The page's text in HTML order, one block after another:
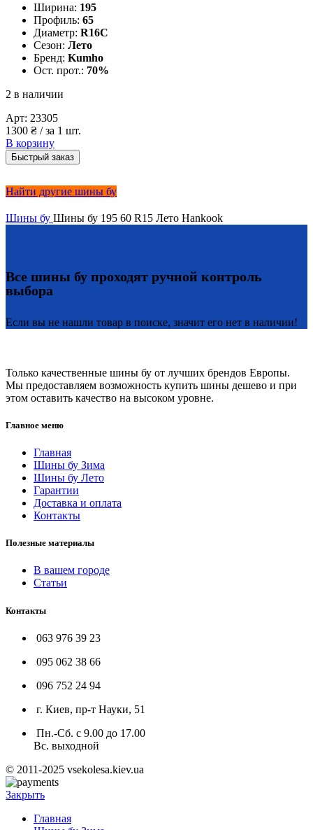
Ширина: 195
Профиль: 65
Диаметр: R16C
Сезон: Лето
Бренд: Kumho
Ост. прот.: 70%
2 в наличии
Арт: 23305
1300 ₴ / за 1 шт.
В корзину
Быстрый заказ
Найти другие шины бу
Шины бу Шины бу 195 60 R15 Лето Hankook
Все шины бу проходят ручной контроль
выбора
Если вы не нашли товар в поиске, значит его нет в наличии!
Только качественные шины бу от лучших брендов Европы.
Мы предоставляем возможность купить шины дешево и при
этом оставить качество на высоком уровне.
Главное меню
Главная
Шины бу Зима
Шины бу Лето
Гарантии
Доставка и оплата
Контакты
Полезные материалы
В вашем городе
Статьи
Контакты
063 976 39 23
095 062 38 66
096 752 24 94
г. Киев, пр-т Науки, 51
Пн.-Сб. с 9.00 до 17.00
Вс. выходной
© 2011-2025 vsekolesa.kiev.ua
Закрыть
Главная